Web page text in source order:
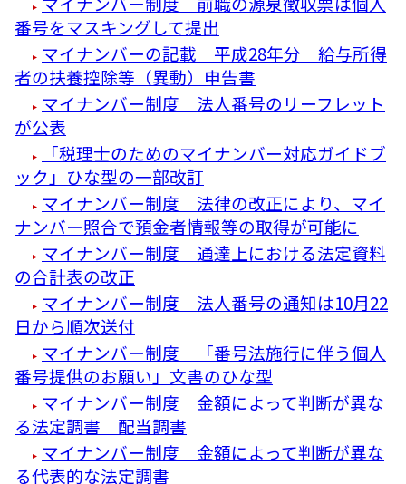
番号をマスキングして提出
マイナンバーの記載 平成28年分 給与所得
者の扶養控除等（異動）申告書
マイナンバー制度 法人番号のリーフレット
が公表
「税理士のためのマイナンバー対応ガイドブ
ック」ひな型の一部改訂
マイナンバー制度 法律の改正により、マイ
ナンバー照合で預金者情報等の取得が可能に
マイナンバー制度 通達上における法定資料
の合計表の改正
マイナンバー制度 法人番号の通知は10月22
日から順次送付
マイナンバー制度 「番号法施行に伴う個人
番号提供のお願い」文書のひな型
マイナンバー制度 金額によって判断が異な
る法定調書 配当調書
マイナンバー制度 金額によって判断が異な
る代表的な法定調書